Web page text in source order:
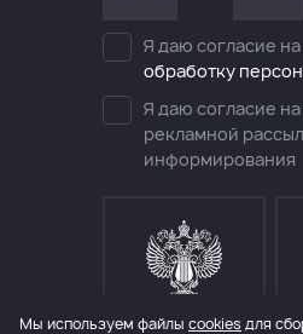
Я даю согласие на
обработку
Я даю согласие
рекламной
информирования
МИНИСТЕРСТВО КУЛЬТУРЫ
Мы используем файлы cookies для